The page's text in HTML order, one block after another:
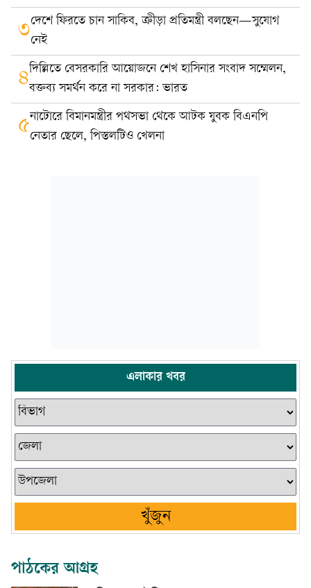
৩দেশে ফিরতে চান সাকিব, ক্রীড়া প্রতিমন্ত্রী বলছেন—সুযোগ
নেই
৪দিল্লিতে বেসরকারি আয়োজনে শেখ হাসিনার সংবাদ সম্মেলন,
বক্তব্য সমর্থন করে না সরকার: ভারত
৫নাটোরে বিমানমন্ত্রীর পথসভা থেকে আটক যুবক বিএনপি
নেতার ছেলে, পিস্তলটিও খেলনা
এলাকার খবর
খুঁজুন
পাঠকের আগ্রহ